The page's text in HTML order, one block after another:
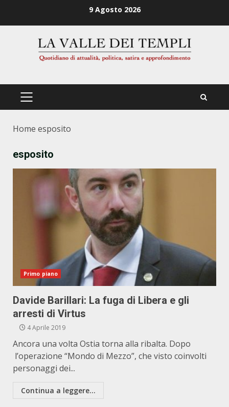
9 Agosto 2026
PRIMÄRES
Home esposito
esposito
Primo piano
Davide Barillari: La fuga di Libera e gli
arresti di Virtus
4 Aprile 2019
Ancora una volta Ostia torna alla ribalta. Dopo
l’operazione “Mondo di Mezzo”, che visto coinvolti
personaggi dei...
Continua a leggere...